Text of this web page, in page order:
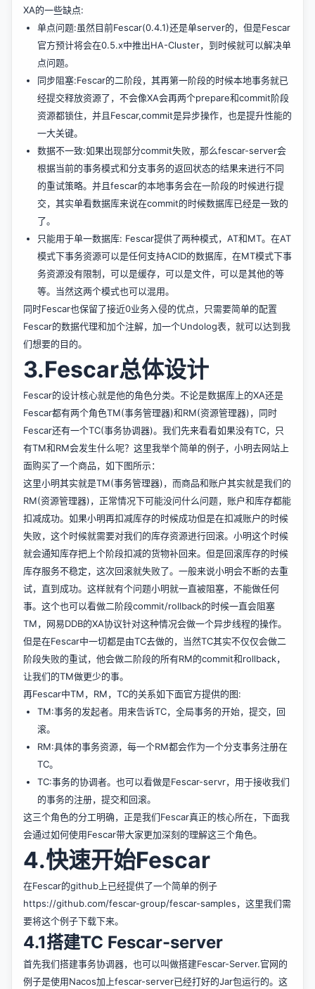
XA的一些缺点:
单点问题:虽然目前Fescar(0.4.1)还是单server的，但是Fescar
官方预计将会在0.5.x中推出HA-Cluster，到时候就可以解决单
点问题。
同步阻塞:Fescar的二阶段，其再第一阶段的时候本地事务就已
经提交释放资源了，不会像XA会再两个prepare和commit阶段
资源都锁住，并且Fescar,commit是异步操作，也是提升性能的
一大关键。
数据不一致:如果出现部分commit失败，那么fescar-server会
根据当前的事务模式和分支事务的返回状态的结果来进行不同
的重试策略。并且fescar的本地事务会在一阶段的时候进行提
交，其实单看数据库来说在commit的时候数据库已经是一致的
了。
只能用于单一数据库: Fescar提供了两种模式，AT和MT。在AT
模式下事务资源可以是任何支持ACID的数据库，在MT模式下事
务资源没有限制，可以是缓存，可以是文件，可以是其他的等
等。当然这两个模式也可以混用。
同时Fescar也保留了接近0业务入侵的优点，只需要简单的配置
Fescar的数据代理和加个注解，加一个Undolog表，就可以达到我
们想要的目的。
3.Fescar总体设计
Fescar的设计核心就是他的角色分类。不论是数据库上的XA还是
Fescar都有两个角色TM(事务管理器)和RM(资源管理器)，同时
Fescar还有一个TC(事务协调器)。我们先来看看如果没有TC，只
有TM和RM会发生什么呢？这里我举个简单的例子，小明去网站上
面购买了一个商品，如下图所示：
这里小明其实就是TM(事务管理器)，而商品和账户其实就是我们的
RM(资源管理器)，正常情况下可能没问什么问题，账户和库存都能
扣减成功。如果小明再扣减库存的时候成功但是在扣减账户的时候
失败，这个时候就需要对我们的库存资源进行回滚。小明这个时候
就会通知库存把上个阶段扣减的货物补回来。但是回滚库存的时候
库存服务不稳定，这次回滚就失败了。一般来说小明会不断的去重
试，直到成功。这样就有个问题小明就一直被阻塞，不能做任何
事。这个也可以看做二阶段commit/rollback的时候一直会阻塞
TM，网易DDB的XA协议针对这种情况会做一个异步线程的操作。
但是在Fescar中一切都是由TC去做的，当然TC其实不仅仅会做二
阶段失败的重试，他会做二阶段的所有RM的commit和rollback，
让我们的TM做更少的事。
再Fescar中TM，RM，TC的关系如下面官方提供的图:
TM:事务的发起者。用来告诉TC，全局事务的开始，提交，回
滚。
RM:具体的事务资源，每一个RM都会作为一个分支事务注册在
TC。
TC:事务的协调者。也可以看做是Fescar-servr，用于接收我们
的事务的注册，提交和回滚。
这三个角色的分工明确，正是我们Fescar真正的核心所在，下面我
会通过如何使用Fescar带大家更加深刻的理解这三个角色。
4.快速开始Fescar
在Fescar的github上已经提供了一个简单的例子
https://github.com/fescar-group/fescar-samples，这里我们需
要将这个例子下载下来。
4.1搭建TC Fescar-server
首先我们搭建事务协调器，也可以叫做搭建Fescar-Server.官网的
例子是使用Nacos加上fescar-server已经打好的Jar包运行的。这